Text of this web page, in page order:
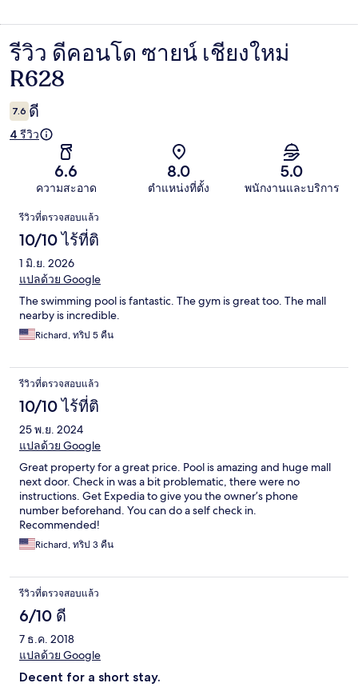
รีวิว
รีวิว ดีคอนโด ซายน์ เชียงใหม่
R628
7.6 ดี
4 รีวิว
6.6
ความสะอาด
8.0
ตำแหน่งที่ตั้ง
5.0
พนักงานและบริการ
รีวิว
รีวิวที่ตรวจสอบแล้ว
10/10 ไร้ที่ติ
1 มิ.ย. 2026
แปลด้วย Google
The swimming pool is fantastic. The gym is great too. The mall
nearby is incredible.
Richard, ทริป 5 คืน
รีวิวที่ตรวจสอบแล้ว
10/10 ไร้ที่ติ
25 พ.ย. 2024
แปลด้วย Google
Great property for a great price. Pool is amazing and huge mall
next door. Check in was a bit problematic, there were no
instructions. Get Expedia to give you the owner’s phone
number beforehand. You can do a self check in.
Recommended!
Richard, ทริป 3 คืน
รีวิวที่ตรวจสอบแล้ว
6/10 ดี
7 ธ.ค. 2018
แปลด้วย Google
Decent for a short stay.